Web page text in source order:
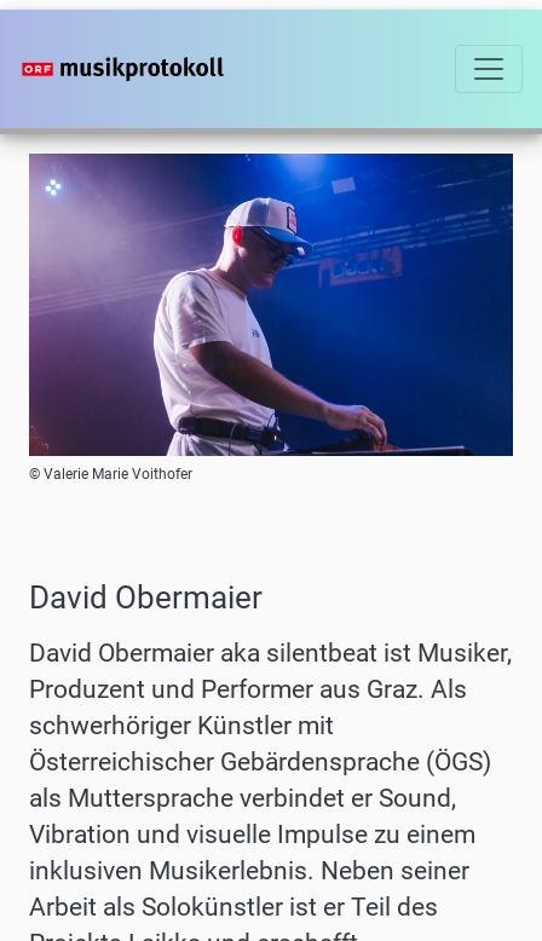
Direkt
zum
Foto
© Valerie Marie Voithofer
David Obermaier
David Obermaier aka silentbeat ist Musiker,
Produzent und Performer aus Graz. Als
schwerhöriger Künstler mit
Österreichischer Gebärdensprache (ÖGS)
als Muttersprache verbindet er Sound,
Vibration und visuelle Impulse zu einem
inklusiven Musikerlebnis. Neben seiner
Arbeit als Solokünstler ist er Teil des